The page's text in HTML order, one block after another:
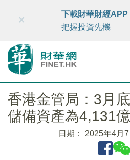
財華智庫網 FINTV
×
下載財華財經APP
把握投資先機
香港金管局：3月
儲備資產為4,131
日期： 2025年4月